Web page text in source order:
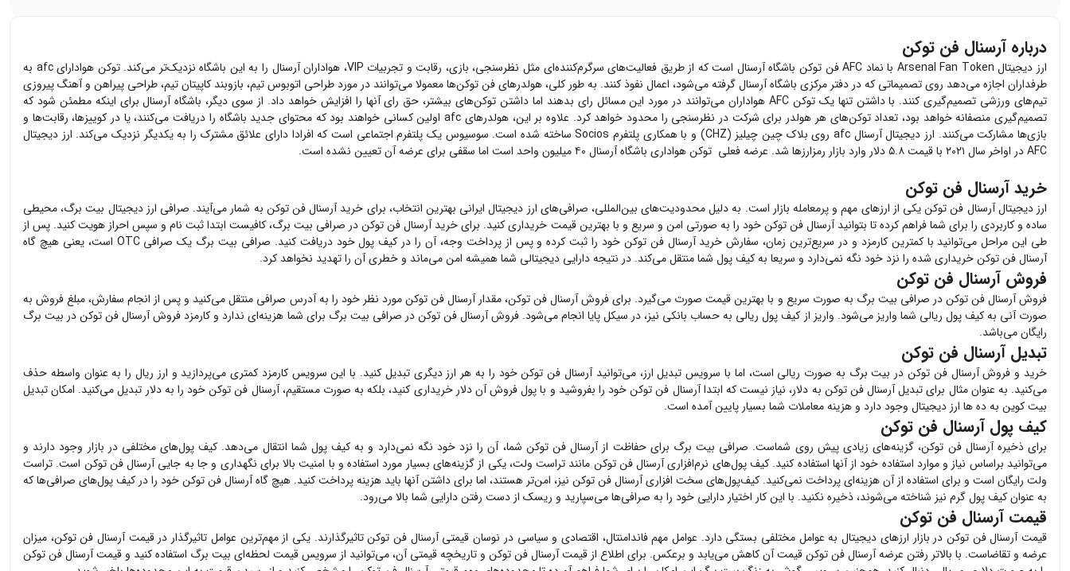
درباره آرسنال فن توکن
ارز دیجیتال Arsenal Fan Token با نماد AFC فن توکن باشگاه آرسنال است که از طریق فعالیت‌‌های سرگرم‌کننده‌ای مثل نظرسنجی، بازی،‌ رقابت و تجربیات VIP، هواداران آرسنال را به این باشگاه نزدیک‌تر می‌کند. توکن هوادارای afc به
طرفداران اجازه می‌دهد روی تصمیماتی که در دفتر مرکزی باشگاه آرسنال گرفته می‌شود، اعمال نفوذ کنند. به طور کلی، هولدرهای فن توکن‌ها معمولا می‌توانند در مورد طراحی اتوبوس تیم، بازوبند کاپیتان تیم، طراحی پیراهن و آهنگ پیروزی
تیم‌های ورزشی تصمیم‌گیری کنند. با داشتن تنها یک توکن AFC هواداران می‌توانند در مورد این مسائل رای بدهند اما داشتن توکن‌‌های بیشتر، حق رای آنها را افزایش خواهد داد. از سوی دیگر، باشگاه آرسنال برای اینکه مطمئن شود که
تصمیم‌گیری منصفانه خواهد بود، تعداد توکن‌های هر هولدر برای شرکت در نظرسنجی را محدود خواهد کرد. علاوه بر این، هولدرهای afc اولین کسانی خواهند بود که محتوای جدید باشگاه را دریافت می‌کنند،‌ یا در کوییزها، رقابت‌ها و
بازی‌ها مشارکت می‌کنند. ارز دیجیتال آرسنال afc روی بلاک
چین چیلیز (CHZ)
و با همکاری پلتفرم Socios ساخته شده است. سوسیوس یک پلتفرم اجتماعی است که افرادا دارای علائق مشترک را به یکدیگر نزدیک می‌کند. ارز دیجیتال
AFC در اواخر سال ۲۰۲۱ با قیمت ۵.۸ دلار وارد بازار رمزارزها شد. عرضه فعلی توکن هواداری باشگاه آرسنال ۴۰ میلیون واحد است اما سقفی برای عرضه آن تعیین نشده است.
خرید آرسنال فن توکن
ارز دیجیتالآرسنال فن توکنیکی از ارزهای مهم و پرمعامله بازار است. به دلیل محدودیت‌های بین‌المللی، صرافی‌های ارز دیجیتال ایرانی بهترین انتخاب، برای خریدآرسنال فن توکن به شمار می‌آیند. صرافی ارز دیجیتال بیت برگ، محیطی
ساده و کاربردی را برای شما فراهم کرده تا بتوانیدآرسنال فن توکنخود را به صورتی امن و سریع و با بهترین قیمت خریداری کنید. برای خریدآرسنال فن توکندر صرافی بیت برگ، کافیست ابتدا ثبت نام و سپس احراز هویت کنید. پس از
طی این مراحل می‌توانید با کمترین کارمزد و در سریع‌ترین زمان، سفارش خرید آرسنال فن توکن خود را ثبت کرده و پس از پرداخت وجه، آن را در کیف پول خود دریافت کنید. صرافی بیت برگ یک صرافی OTC است، یعنی هیچ گاه
آرسنال فن توکنخریداری شده را نزد خود نگه نمی‌دارد و سریعا به کیف پول شما منتقل می‌کند. در نتیجه دارایی دیجیتالی شما همیشه امن می‌ماند و خطری آن را تهدید نخواهد کرد.
فروش آرسنال فن توکن
فروشآرسنال فن توکندر صرافی بیت برگ به صورت سریع و با بهترین قیمت صورت می‌گیرد. برای فروشآرسنال فن توکن، مقدارآرسنال فن توکنمورد نظر خود را به آدرس صرافی منتقل می‌کنید و پس از انجام سفارش، مبلغ فروش به
صورت آنی به کیف پول ریالی شما واریز می‌شود. واریز از کیف پول ریالی به حساب بانکی نیز، در سیکل پایا انجام می‌شود. فروشآرسنال فن توکندر صرافی بیت برگ برای شما هزینه‌ای ندارد و کارمزد فروشآرسنال فن توکندر بیت برگ
رایگان می‌باشد.
تبدیل آرسنال فن توکن
خرید و فروشآرسنال فن توکندر بیت برگ به صورت ریالی است، اما با سرویس تبدیل ارز، می‌توانیدآرسنال فن توکنخود را به هر ارز دیگری تبدیل کنید. با این سرویس کارمزد کمتری می‌پردازید و ارز ریال را به عنوان واسطه حذف
می‌کنید. به عنوان مثال برای تبدیلآرسنال فن توکن به دلار، نیاز نیست که ابتداآرسنال فن توکنخود را بفروشید و با پول فروش آن دلار خریداری کنید، بلکه به صورت مستقیم،آرسنال فن توکنخود را به دلار تبدیل می‌کنید. امکان تبدیل
بیت کوین به ده ها ارز دیجیتال وجود دارد و هزینه معاملات شما بسیار پایین آمده است.
کیف پول آرسنال فن توکن
برای ذخیرهآرسنال فن توکن، گزینه‌های زیادی پیش روی شماست. صرافی بیت برگ برای حفاظت ازآرسنال فن توکن شما، آن را نزد خود نگه نمی‌دارد و به کیف پول شما انتقال می‌دهد. کیف پول‌های مختلفی در بازار وجود دارند و
می‌توانید براساس نیاز و موارد استفاده خود از آنها استفاده کنید. کیف پول‌های نرم‌افزاریآرسنال فن توکن مانند تراست ولت، یکی از گزینه‌های بسیار مورد استفاده و با امنیت بالا برای نگهداری و جا به جاییآرسنال فن توکن است. تراست
ولت رایگان است و برای استفاده از آن هزینه‌ای پرداخت نمی‌کنید. کیف‌پول‌های سخت افزاریآرسنال فن توکن نیز، امن‌تر هستند، اما برای داشتن آنها باید هزینه پرداخت کنید. هیچ گاهآرسنال فن توکنخود را در کیف پول‌های صرافی‌ها که
به عنوان کیف پول گرم نیز شناخته می‌شوند، ذخیره نکنید. با این کار اختیار دارایی خود را به صرافی‌ها می‌سپارید و ریسک از دست رفتن دارایی شما بالا می‌رود.
قیمت آرسنال فن توکن
قیمتآرسنال فن توکن در بازار ارزهای دیجیتال به عوامل مختلفی بستگی دارد. عوامل مهم فاندامنتال، اقتصادی و سیاسی در نوسان قیمتیآرسنال فن توکن تاثیرگذارند. یکی از مهم‌ترین عوامل تاثیرگذار در قیمتآرسنال فن توکن، میزان
عرضه و تقاضاست. با بالاتر رفتن عرضهآرسنال فن توکنقیمت آن کاهش می‌یابد و برعکس. برای اطلاع از قیمتآرسنال فن توکن و تاریخچه قیمتی آن، می‌توانید از سرویس قیمت لحظه‌ای بیت برگ استفاده کنید و قیمتآرسنال فن توکن